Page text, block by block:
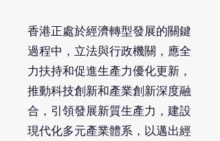
香港正處於經濟轉型發展的關鍵
過程中，立法與行政機關，應全
力扶持和促進生產力優化更新，
推動科技創新和產業創新深度融
合，引領發展新質生產力，建設
現代化多元產業體系，以邁出經